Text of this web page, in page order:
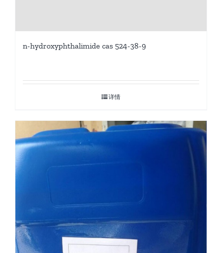
n-hydroxyphthalimide cas 524-38-9
详情